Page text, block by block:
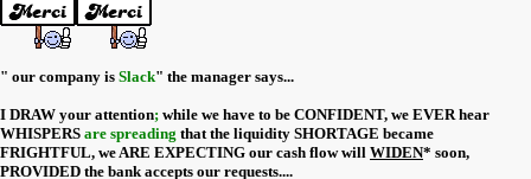
" our company is Slack" the manager says...
I DRAW your attention; while we have to be CONFIDENT, we EVER hear
WHISPERS are spreading that the liquidity SHORTAGE became
FRIGHTFUL, we ARE EXPECTING our cash flow will WIDEN* soon,
PROVIDED the bank accepts our requests....